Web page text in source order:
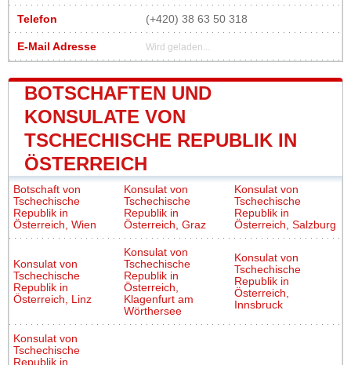
Telefon (+420) 38 63 50 318
E-Mail Adresse Wird geladen...
BOTSCHAFTEN UND
KONSULATE VON
TSCHECHISCHE REPUBLIK IN
ÖSTERREICH
Botschaft von
Tschechische
Republik in
Österreich, Wien
Konsulat von
Tschechische
Republik in
Österreich, Graz
Konsulat von
Tschechische
Republik in
Österreich, Salzburg
Konsulat von
Tschechische
Republik in
Österreich, Linz
Konsulat von
Tschechische
Republik in
Österreich,
Klagenfurt am
Wörthersee
Konsulat von
Tschechische
Republik in
Österreich,
Innsbruck
Konsulat von
Tschechische
Republik in